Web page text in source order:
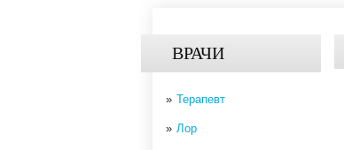
ВРАЧИ
Терапевт
Лор